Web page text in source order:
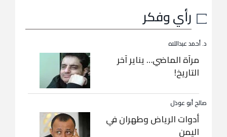
رأي وفكر
د. أحمد عبداللاه
مرآة الماضي… يناير آخر
التاريخ!
صالح أبو عوذل
أدوات الرياض وطهران في
اليمن